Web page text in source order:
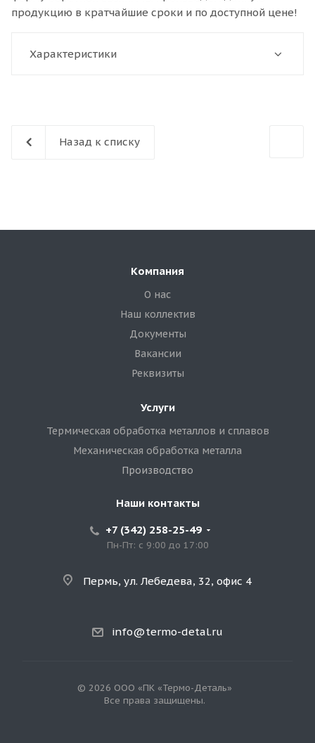
продукцию в кратчайшие сроки и по доступной цене!
Характеристики
Назад к списку
Компания
О нас
Наш коллектив
Документы
Вакансии
Реквизиты
Услуги
Термическая обработка металлов и сплавов
Механическая обработка металла
Производство
Наши контакты
+7 (342) 258-25-49
Пн-Пт: с 9:00 до 17:00
Пермь, ул. Лебедева, 32, офис 4
info@termo-detal.ru
© 2026 ООО «ПК «Термо-Деталь»
Все права защищены.